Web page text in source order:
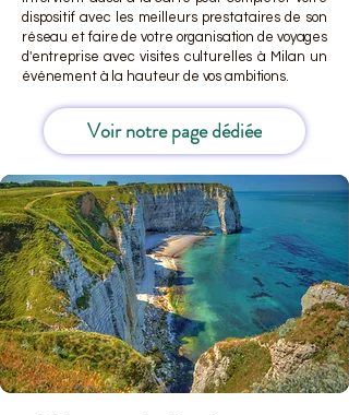
dispositif avec les meilleurs prestataires de son
réseau et faire de votre organisation de voyages
d'entreprise avec visites culturelles à Milan un
événement à la hauteur de vos ambitions.
Voir notre page dédiée